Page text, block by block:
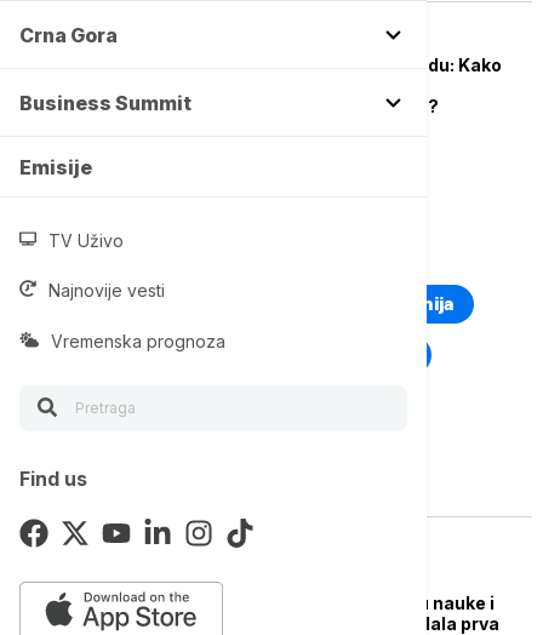
Crna Gora
Business Summit
Emisije
TV Uživo
Najnovije vesti
Vremenska prognoza
Find us
ESG Festival u Beogradu: Kako
početnicima u biznisu?
TOP TAGOVI
Euronews Montenegro Kosovo i Metohija
Rat u Ukrajini Kriza na Bliskom istoku
Nova izložba u Muzeju nauke i
tehnike: Kako je izgledala prva